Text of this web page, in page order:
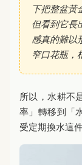
下把整盆黃
但看到它長
感真的難以
窄口花瓶，
所以，水耕不
率」轉移到「
受定期換水這